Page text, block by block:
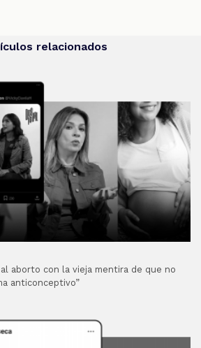
relacionados
aborto con la vieja mentira de que no
anticonceptivo”